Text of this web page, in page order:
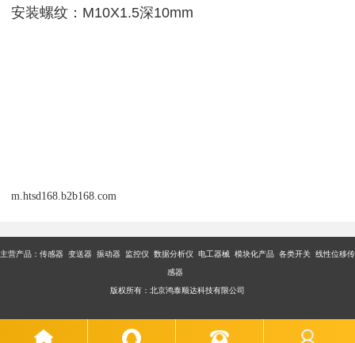
安装螺纹：M10X1.5深10mm
m.htsd168.b2b168.com
主营产品：传感器 变送器 振动器 监控仪 数据分析仪 电工器械 模块化产品 各类开关 线性位移传
感器
版权所有：北京鸿泰顺达科技有限公司